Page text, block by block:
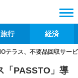
旅行 経済
テラス、不要品回収サー
「PASSTO」導